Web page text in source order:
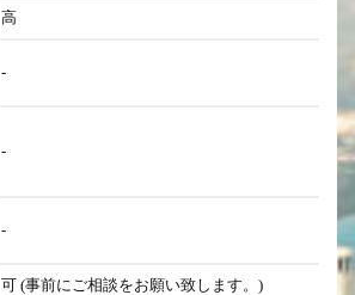
高
-
-
-
可 (事前にご相談をお願い致します。)